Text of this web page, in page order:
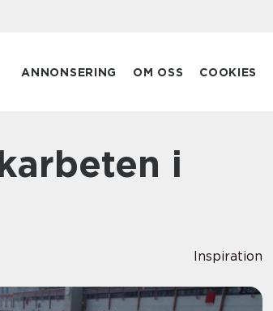
ANNONSERING OM OSS COOKIES
Inspiration